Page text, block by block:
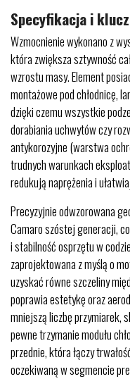
Specyfikacja i
Wzmocnienie wykonano z
która zwiększa sztywność
wzrostu masy. Element
montażowe pod chłodnicę,
dzięki czemu wszystkie
dorabiania uchwytów czy
antykorozyjne (warstwa
trudnych warunkach
redukują naprężenia i
Precyzyjnie odwzorowana
Camaro szóstej generacji,
i stabilność osprzętu w
zaprojektowana z myślą o
uzyskać równe szczeliny
poprawia estetykę oraz
mniejszą liczbę przymiarek,
pewne trzymanie modułu
przednie, która łączy
oczekiwaną w segmencie